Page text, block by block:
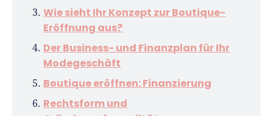
Wie sieht Ihr Konzept zur Boutique-
Eröffnung aus?
Der Business- und Finanzplan für Ihr
Modegeschäft
Boutique eröffnen: Finanzierung
Rechtsform und